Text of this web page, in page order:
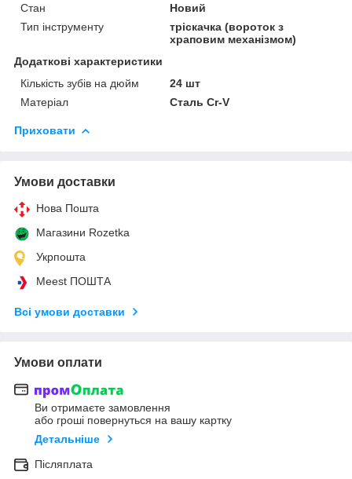
Стан
Новий
Тип інструменту
тріскачка (вороток з
храповим механізмом)
Додаткові характеристики
Кількість зубів на дюйм
24 шт
Матеріал
Сталь Cr-V
Приховати
Умови доставки
Нова Пошта
Магазини Rozetka
Укрпошта
Meest ПОШТА
Всі умови доставки
Умови оплати
Ви отримаєте замовлення
або гроші повернуться на вашу картку
Детальніше
Післяплата